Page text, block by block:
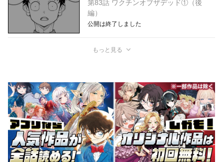
第83話 ワクチンオブザデッド①（後
編）
公開は終了しました
もっと見る